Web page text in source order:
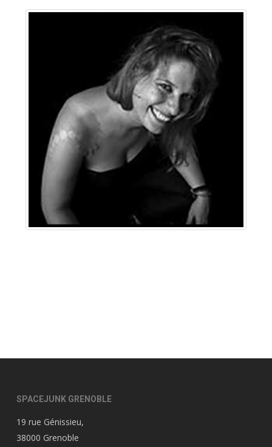
SPACEJUNK GRENOBLE
19 rue Génissieu,
38000 Grenoble